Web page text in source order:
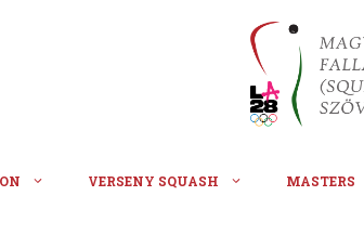
VERSENY SQUASH MASTERS